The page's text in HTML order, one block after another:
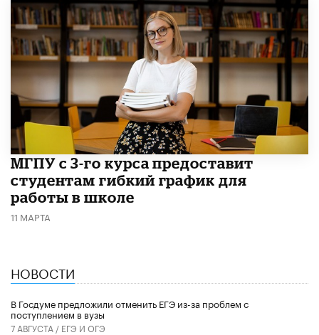
МГПУ с 3-го курса предоставит
студентам гибкий график для
работы в школе
11 МАРТА
НОВОСТИ
В Госдуме предложили отменить ЕГЭ из-за проблем с
поступлением в вузы
7 АВГУСТА / ЕГЭ И ОГЭ